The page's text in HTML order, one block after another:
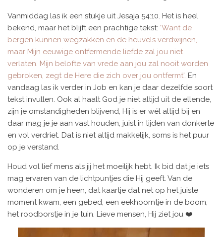
Vanmiddag las ik een stukje uit Jesaja 54:10. Het is heel
bekend, maar het blijft een prachtige tekst: 'Want de
bergen kunnen wegzakken en de heuvels verdwijnen,
maar Mijn eeuwige ontfermende liefde zal jou niet
verlaten. Mijn belofte van vrede aan jou zal nooit worden
gebroken, zegt de Here die zich over jou ontfermt'. En
vandaag las ik verder in Job en kan je daar dezelfde soort
tekst invullen. Ook al haalt God je niet altijd uit de ellende,
zijn je omstandigheden blijvend, Hij is er wél altijd bij en
daar mag je je aan vast houden, juist in tijden van donkerte
en vol verdriet. Dat is niet altijd makkelijk, soms is het puur
op je verstand.
Houd vol lief mens als jij het moeilijk hebt. Ik bid dat je iets
mag ervaren van de lichtpuntjes die Hij geeft. Van de
wonderen om je heen, dat kaartje dat net op het juiste
moment kwam, een gebed, een eekhoorntje in de boom,
het roodborstje in je tuin. Lieve mensen, Hij ziet jou ❤️